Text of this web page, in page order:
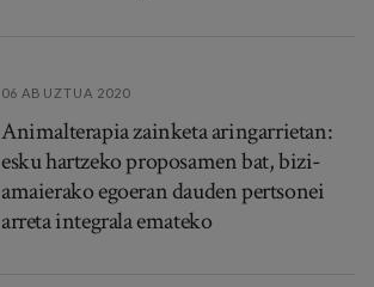
06 ABUZTUA 2020
Animalterapia zainketa aringarrietan:
esku hartzeko proposamen bat, bizi-
amaierako egoeran dauden pertsonei
arreta integrala emateko